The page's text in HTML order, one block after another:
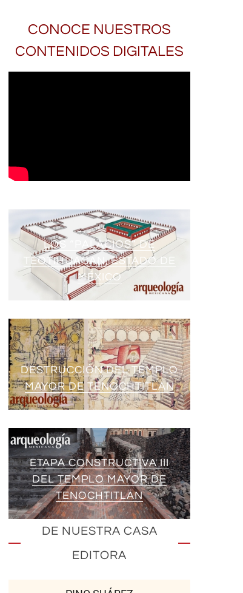
CONOCE NUESTROS
CONTENIDOS DIGITALES
LOS “PALACIOS” DE
TEOTIHUACAN, ESTADO DE
MÉXICO
DESTRUCCIÓN DEL TEMPLO
MAYOR DE TENOCHTITLAN
ETAPA CONSTRUCTIVA III
DEL TEMPLO MAYOR DE
TENOCHTITLAN
DE NUESTRA CASA
EDITORA